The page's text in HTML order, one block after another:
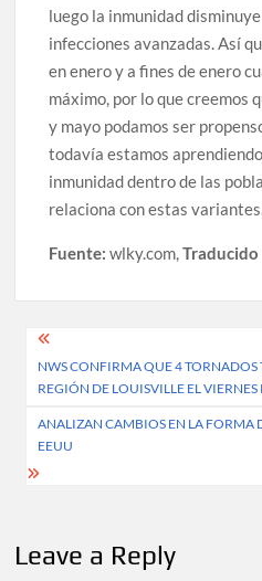
luego la inmunidad
infecciones avanzadas. Así
en enero y a fines de enero
máximo, por lo que creemos
y mayo podamos ser
todavía estamos
inmunidad dentro de las
relaciona con estas
Fuente: wlky.com,Traducido
Post
navigation
NWS CONFIRMA QUE 4 TORNADOS
REGIÓN DE LOUISVILLE EL VIERNES
ANALIZAN CAMBIOS EN LA FORMA
EEUU
Leave a Reply